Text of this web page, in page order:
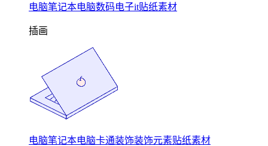
电脑笔记本电脑数码电子it贴纸素材
插画
电脑笔记本电脑卡通装饰装饰元素贴纸素材